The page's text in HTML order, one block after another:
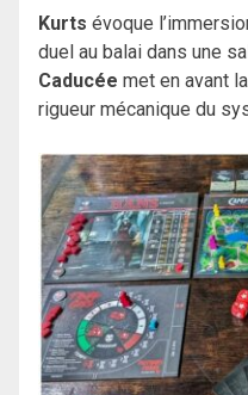
Kurts évoque
duel au balai dans une
Caducée met en avant
rigueur mécanique du